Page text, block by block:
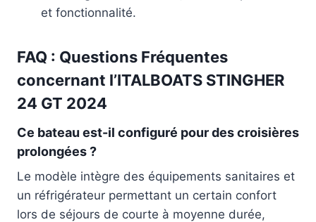
et fonctionnalité.
FAQ : Questions Fréquentes
concernant l’ITALBOATS STINGHER
24 GT 2024
Ce bateau est-il configuré pour des croisières
prolongées ?
Le modèle intègre des équipements sanitaires et
un réfrigérateur permettant un certain confort
lors de séjours de courte à moyenne durée,